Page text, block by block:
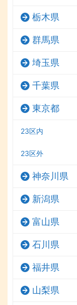
栃木県
群馬県
埼玉県
千葉県
東京都
23区内
23区外
神奈川県
新潟県
富山県
石川県
福井県
山梨県